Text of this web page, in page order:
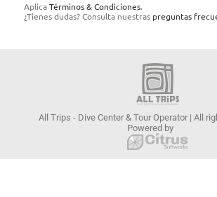
AplicaTérminos & Condiciones.
¿Tienes dudas? Consulta nuestras preguntas
All Trips - Dive Center & Tour Operator | All
Powered by